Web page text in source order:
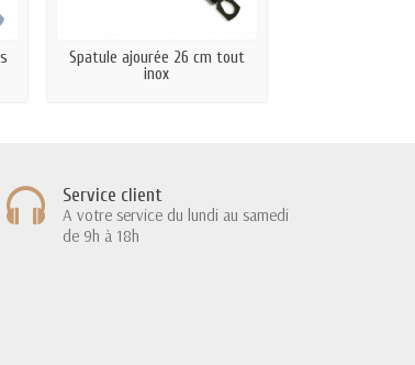
Spatule ajourée 26 cm tout
inox
Service client
A votre service du lundi au samedi
de 9h à 18h